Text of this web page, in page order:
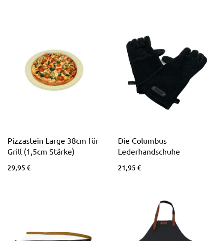
Pizzastein Large 38cm für
Grill (1,5cm Stärke)
29,95 €
Die Columbus
Lederhandschuhe
21,95 €